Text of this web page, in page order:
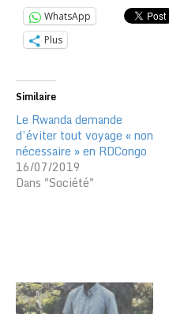
WhatsApp
Plus
Similaire
Le Rwanda demande
d’éviter tout voyage « non
nécessaire » en RDCongo
16/07/2019
Dans "Société"